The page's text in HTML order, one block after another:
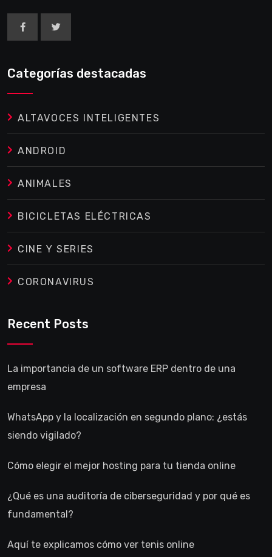
Categorías destacadas
ALTAVOCES INTELIGENTES
ANDROID
ANIMALES
BICICLETAS ELÉCTRICAS
CINE Y SERIES
CORONAVIRUS
Recent Posts
La importancia de un software ERP dentro de una
empresa
WhatsApp y la localización en segundo plano: ¿estás
siendo vigilado?
Cómo elegir el mejor hosting para tu tienda online
¿Qué es una auditoría de ciberseguridad y por qué es
fundamental?
Aquí te explicamos cómo ver tenis online